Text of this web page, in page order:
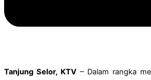
Tanjung Selor, KTV – Dalam rangka